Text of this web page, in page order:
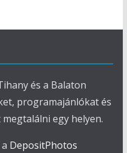
és a Balaton
programajánlókat és
egy helyen.
DepositPhotos